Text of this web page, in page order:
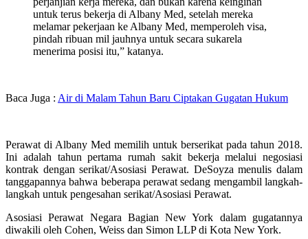
untuk terus bekerja di Albany Med, setelah mereka
melamar pekerjaan ke Albany Med, memperoleh visa,
pindah ribuan mil jauhnya untuk secara sukarela
menerima posisi itu,” katanya.
Baca Juga : Air di Malam Tahun Baru Ciptakan Gugatan Hukum
Perawat di Albany Med memilih untuk berserikat pada tahun 2018.
Ini adalah tahun pertama rumah sakit bekerja melalui negosiasi
kontrak dengan serikat/Asosiasi Perawat. DeSoyza menulis dalam
tanggapannya bahwa beberapa perawat sedang mengambil langkah-
langkah untuk pengesahan serikat/Asosiasi Perawat.
Asosiasi Perawat Negara Bagian New York dalam gugatannya
diwakili oleh Cohen, Weiss dan Simon LLP di Kota New York.